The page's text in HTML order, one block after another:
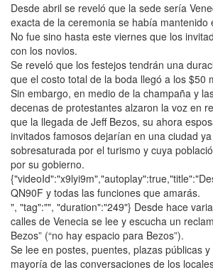
Desde abril se reveló que la sede sería
exacta de la ceremonia se había mantenido
No fue sino hasta este viernes que los
con los novios.
Se reveló que los festejos tendrán una
que el costo total de la boda llegó a los $50
Sin embargo, en medio de la champaña y
decenas de protestantes alzaron la voz en
que la llegada de Jeff Bezos, su ahora
invitados famosos dejarían en una ciudad
sobresaturada por el turismo y cuya
por su gobierno.
QN90F y todas las funciones que amarás.
", "tag":"", "duration":"249"} Desde hace
calles de Venecia se lee y escucha un
Bezos” (“no hay espacio para Bezos”).
Se lee en postes, puentes, plazas públicas
mayoría de las conversaciones de los